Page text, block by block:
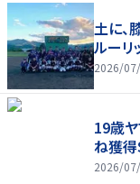
土に、
ルーリ
2026/
19歳
ね獲
2026/